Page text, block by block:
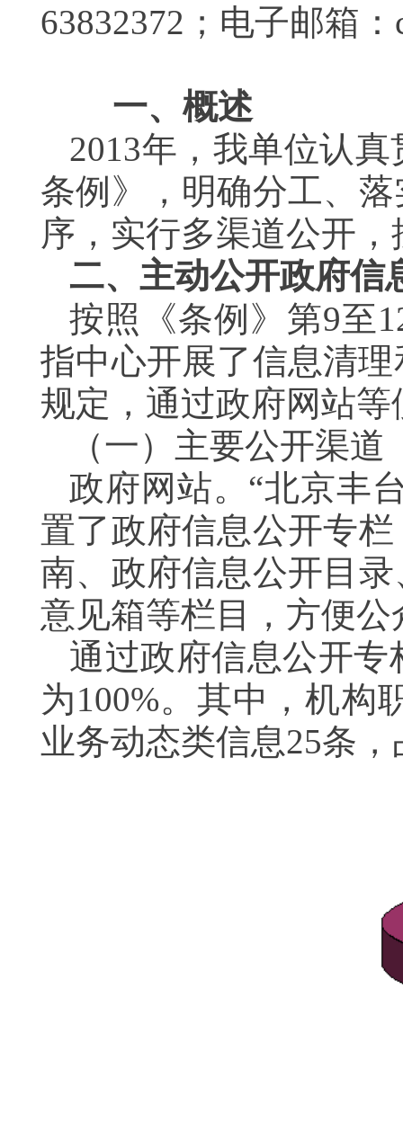
63832372 ；电子邮箱
一、概述
2013年，我单位认
条例》，明确分工、
序，实行多渠道公开
二、主动公开政府信
按照《条例》第9至
指中心开展了信息清
规定，通过政府网站
（一）主要公开渠道
政府网站。“北京丰
置了政府信息公开专
南、政府信息公开目
意见箱等栏目，方便
通过政府信息公开
为100%。其中，机构
业务动态类信息25条